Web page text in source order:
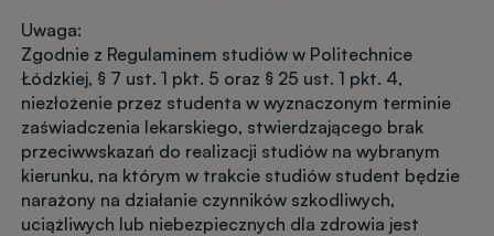
Uwaga:
Zgodnie z Regulaminem studiów w Politechnice
Łódzkiej, § 7 ust. 1 pkt. 5 oraz § 25 ust. 1 pkt. 4,
niezłożenie przez studenta w wyznaczonym terminie
zaświadczenia lekarskiego, stwierdzającego brak
przeciwwskazań do realizacji studiów na wybranym
kierunku, na którym w trakcie studiów student będzie
narażony na działanie czynników szkodliwych,
uciążliwych lub niebezpiecznych dla zdrowia jest